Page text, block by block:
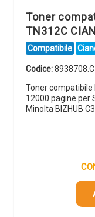
Toner
TN312C
Compatibile
Codice:8938708.C
Toner compatibile
12000 pagine per
Minolta BIZHUB